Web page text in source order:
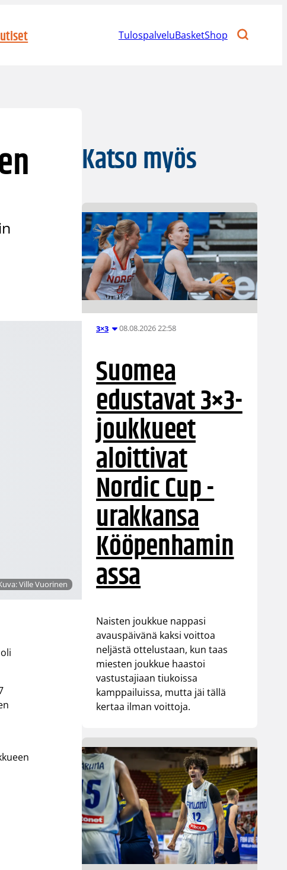
TulospalveluBasketShop
Ville Vuorinen
Katso myös
3×3 08.08.2026 22:58
Suomea
edustavat 3×3-
joukkueet
aloittivat
Nordic Cup -
urakkansa
Kööpenhamin
assa
Naisten joukkue nappasi
avauspäivänä kaksi voittoa
neljästä ottelustaan, kun taas
miesten joukkue haastoi
vastustajiaan tiukoissa
kamppailuissa, mutta jäi tällä
kertaa ilman voittoja.